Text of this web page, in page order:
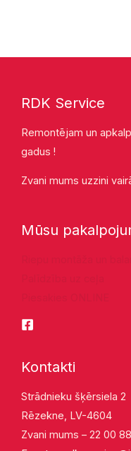
RDK Service
Remontējam un
gadus !
Zvani mums uzzini
Mūsu
Kontakti
Strādnieku šķērsiela 2
Rēzekne, LV-4604
Zvani mums – 22 00